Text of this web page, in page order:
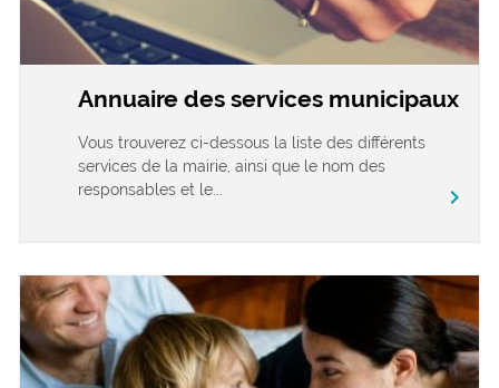
Annuaire des services municipaux
Vous trouverez ci-dessous la liste des différents
services de la mairie, ainsi que le nom des
responsables et le...
chevron_right